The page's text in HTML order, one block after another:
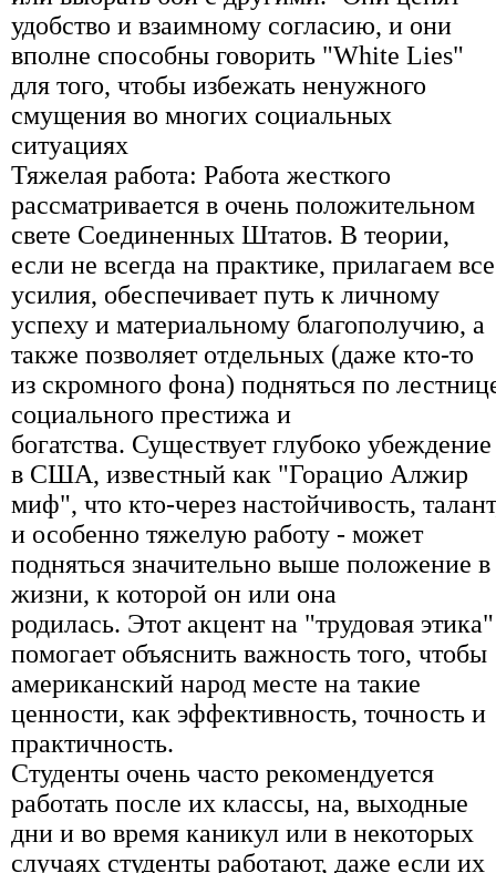
удобство и взаимному согласию, и они
вполне способны говорить "White Lies"
для того, чтобы избежать ненужного
смущения во многих социальных
ситуациях
Тяжелая работа: Работа жесткого
рассматривается в очень положительном
свете Соединенных Штатов. В теории,
если не всегда на практике, прилагаем все
усилия, обеспечивает путь к личному
успеху и материальному благополучию, а
также позволяет отдельных (даже кто-то
из скромного фона) подняться по
социального престижа и
богатства. Существует глубоко убеждение
в США, известный как "Горацио Алжир
миф", что кто-через настойчивость,
и особенно тяжелую работу - может
подняться значительно выше положение в
жизни, к которой он или она
родилась. Этот акцент на "трудовая этика"
помогает объяснить важность того, чтобы
американский народ месте на такие
ценности, как эффективность, точность и
практичность.
Студенты очень часто рекомендуется
работать после их классы, на, выходные
дни и во время каникул или в некоторых
случаях студенты работают, даже если их